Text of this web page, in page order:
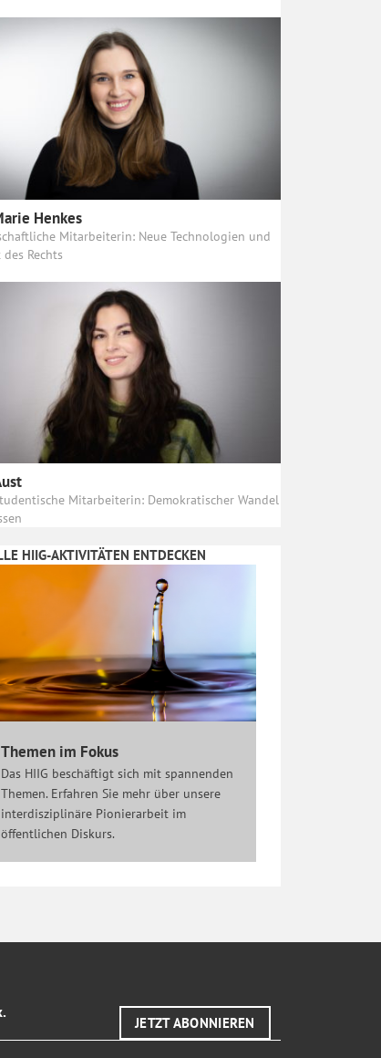
Henkes
Mitarbeiterin: Neue Technologien und
Rechts
Mitarbeiterin: Demokratischer Wandel
HIIG-AKTIVITÄTEN ENTDECKEN
Themen im Fokus
Das HIIG beschäftigt sich mit spannenden
Themen. Erfahren Sie mehr über unsere
interdisziplinäre Pionierarbeit im
öffentlichen Diskurs.
JETZT ABONNIEREN